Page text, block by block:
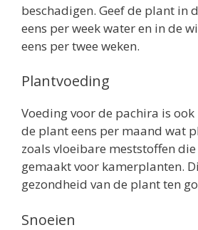
beschadigen. Geef de plant in
eens per week water en in de
eens per twee weken.
Plantvoeding
Voeding voor de pachira is
de plant eens per maand wat
zoals vloeibare meststoffen
gemaakt voor kamerplanten.
gezondheid van de plant ten
Snoeien